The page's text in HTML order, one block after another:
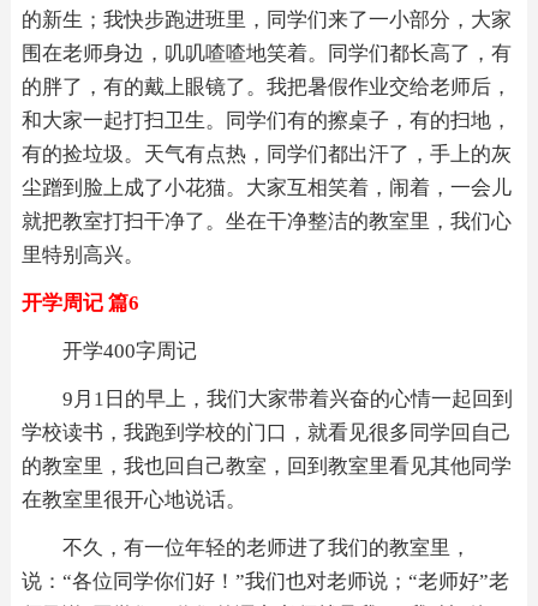
的新生；我快步跑进班里，同学们来了一小部分，大家
围在老师身边，叽叽喳喳地笑着。同学们都长高了，有
的胖了，有的戴上眼镜了。我把暑假作业交给老师后，
和大家一起打扫卫生。同学们有的擦桌子，有的扫地，
有的捡垃圾。天气有点热，同学们都出汗了，手上的灰
尘蹭到脸上成了小花猫。大家互相笑着，闹着，一会儿
就把教室打扫干净了。坐在干净整洁的教室里，我们心
里特别高兴。
开学周记 篇6
开学400字周记
9月1日的早上，我们大家带着兴奋的心情一起回到
学校读书，我跑到学校的门口，就看见很多同学回自己
的教室里，我也回自己教室，回到教室里看见其他同学
在教室里很开心地说话。
不久，有一位年轻的老师进了我们的教室里，
说：“各位同学你们好！”我们也对老师说；“老师好”老